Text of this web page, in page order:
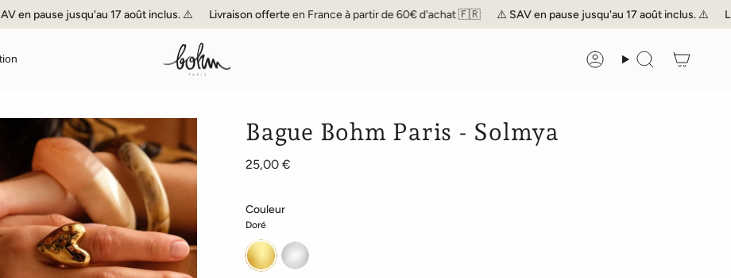
jusqu'au 17 août inclus. ⚠️ Livraison offerteen France à partir de 60€ d'achat 🇫🇷 ⚠️SAV en pause jusqu'au 17 août inclus. ⚠️ Livraison
CompteRecherche
Bague Bohm Paris - Solmya
25,00 €
Couleur
Doré
Doré
Argenté